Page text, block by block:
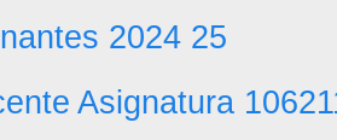
2024 25
Asignatura